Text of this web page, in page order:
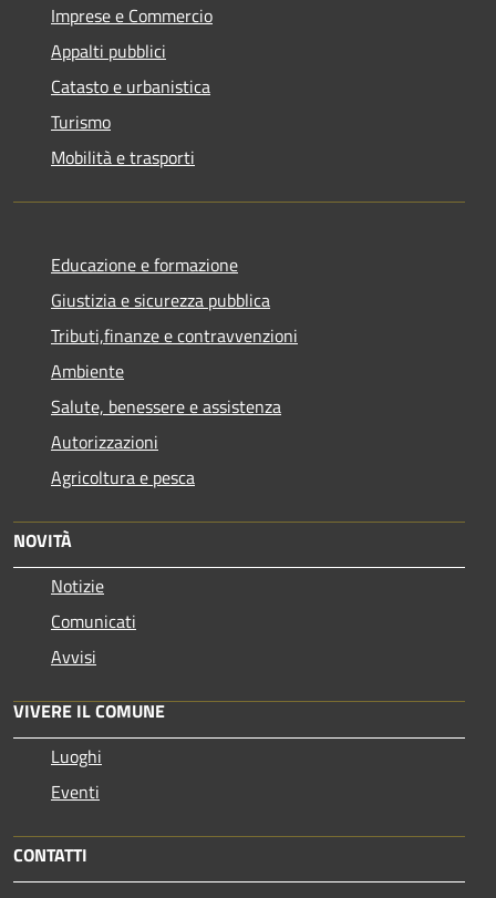
Imprese e Commercio
Appalti pubblici
Catasto e urbanistica
Turismo
Mobilità e trasporti
Educazione e formazione
Giustizia e sicurezza pubblica
Tributi,finanze e contravvenzioni
Ambiente
Salute, benessere e assistenza
Autorizzazioni
Agricoltura e pesca
NOVITÀ
Notizie
Comunicati
Avvisi
VIVERE IL COMUNE
Luoghi
Eventi
CONTATTI